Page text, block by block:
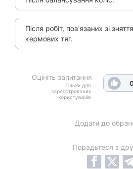
Після робіт, пов'язаних зі
кермових тяг.
Оцініть запитання
Тільки для
зареєстрованих
користувачів
0
Додати до
Порадьтеся з